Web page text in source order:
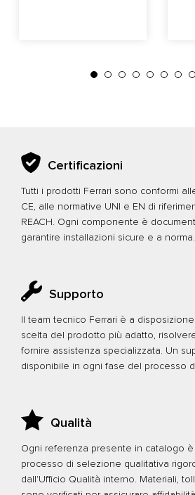
Certificazioni
Tutti i prodotti Ferrari sono conformi
CE, alle normative UNI e EN di
REACH. Ogni componente è
garantire installazioni sicure e a norma.
Supporto
Il team tecnico Ferrari è a
scelta del prodotto più adatto,
fornire assistenza specializzata. Un
disponibile in ogni fase del processo
Qualità
Ogni referenza presente in catalogo
processo di selezione qualitativa
dall'Ufficio Qualità interno. Materiali,